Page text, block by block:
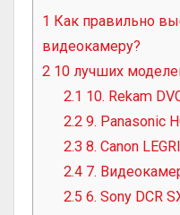
1 Как правильно
видеокамеру?
2 10 лучших
2.1 10. Rekam
2.2 9. Panasonic
2.3 8. Canon
2.4 7.
2.5 6. Sony DCR